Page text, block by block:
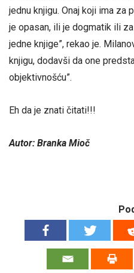
jednu knjigu. Onaj koji ima za
je opasan, ili je dogmatik ili
jedne knjige”, rekao je.
knjigu, dodavši da one
objektivnošću”.
Eh da je znati čitati!!!
Autor: Branka Mioč